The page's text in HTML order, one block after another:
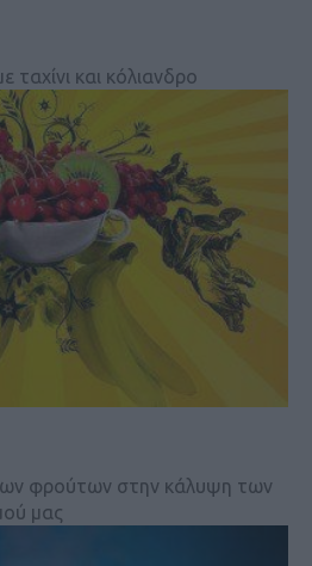
και κόλιανδρο
φρούτων στην κάλυψη των
μας